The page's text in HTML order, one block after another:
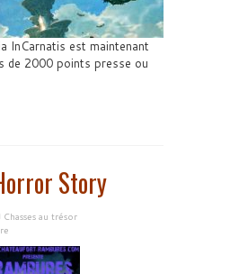
InCarnatis est maintenant
de 2000 points presse ou
Story
Chasses au trésor